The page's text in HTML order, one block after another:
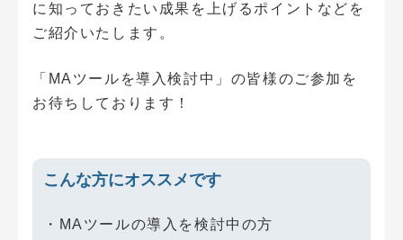
に知っておきたい成果を上げるポイントなどを
ご紹介いたします。
「MAツールを導入検討中」の皆様のご参加を
お待ちしております！
こんな方にオススメです
・MAツールの導入を検討中の方